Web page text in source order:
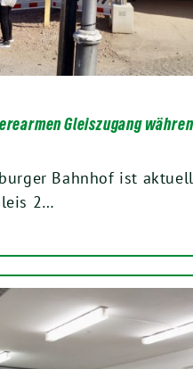
Gleiszugang
Bahnhof ist
2…